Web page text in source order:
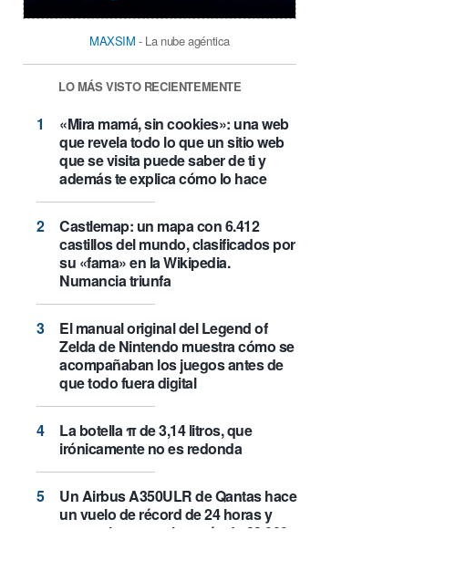
MAXSIM - La nube agéntica
LO MÁS VISTO RECIENTEMENTE
«Mira mamá, sin cookies»: una web
que revela todo lo que un sitio web
que se visita puede saber de ti y
además te explica cómo lo hace
Castlemap: un mapa con 6.412
castillos del mundo, clasificados por
su «fama» en la Wikipedia.
Numancia triunfa
El manual original del Legend of
Zelda de Nintendo muestra cómo se
acompañaban los juegos antes de
que todo fuera digital
La botella π de 3,14 litros, que
irónicamente no es redonda
Un Airbus A350ULR de Qantas hace
un vuelo de récord de 24 horas y
unos minutos y algo más de 23.000